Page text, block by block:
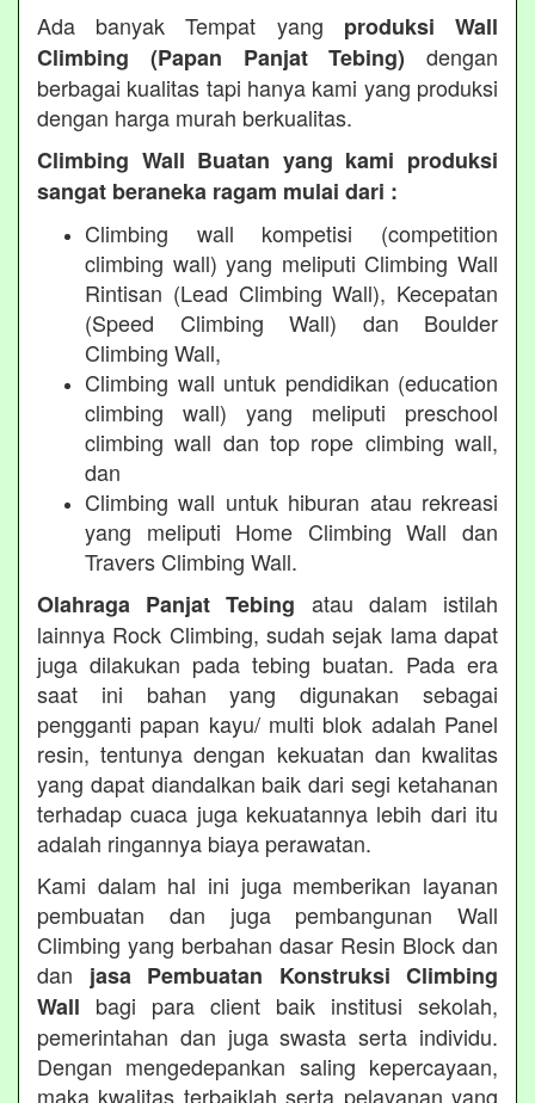
Ada banyak Tempat yang produksi Wall
Climbing (Papan Panjat Tebing) dengan
berbagai kualitas tapi hanya kami yang produksi
dengan harga murah berkualitas.
Climbing Wall Buatan yang kami produksi
sangat beraneka ragam mulai dari :
Climbing wall kompetisi (competition
climbing wall) yang meliputi Climbing Wall
Rintisan (Lead Climbing Wall), Kecepatan
(Speed Climbing Wall) dan Boulder
Climbing Wall,
Climbing wall untuk pendidikan (education
climbing wall) yang meliputi preschool
climbing wall dan top rope climbing wall,
dan
Climbing wall untuk hiburan atau rekreasi
yang meliputi Home Climbing Wall dan
Travers Climbing Wall.
Olahraga Panjat Tebing atau dalam istilah
lainnya Rock Climbing, sudah sejak lama dapat
juga dilakukan pada tebing buatan. Pada era
saat ini bahan yang digunakan sebagai
pengganti papan kayu/ multi blok adalah Panel
resin, tentunya dengan kekuatan dan kwalitas
yang dapat diandalkan baik dari segi ketahanan
terhadap cuaca juga kekuatannya lebih dari itu
adalah ringannya biaya perawatan.
Kami dalam hal ini juga memberikan layanan
pembuatan dan juga pembangunan Wall
Climbing yang berbahan dasar Resin Block dan
dan jasa Pembuatan Konstruksi Climbing
Wall bagi para client baik institusi sekolah,
pemerintahan dan juga swasta serta individu.
Dengan mengedepankan saling kepercayaan,
maka kwalitas terbaiklah serta pelayanan yang